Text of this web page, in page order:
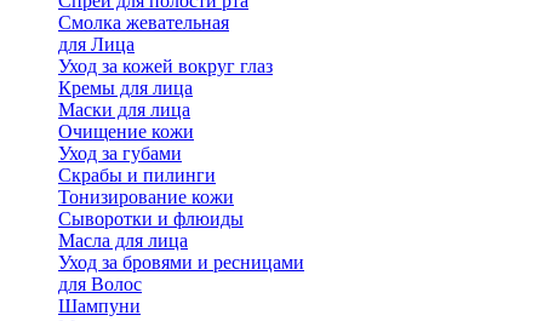
Смолка жевательная
для Лица
Уход за кожей вокруг глаз
Кремы для лица
Маски для лица
Очищение кожи
Уход за губами
Скрабы и пилинги
Тонизирование кожи
Сыворотки и флюиды
Масла для лица
Уход за бровями и ресницами
для Волос
Шампуни